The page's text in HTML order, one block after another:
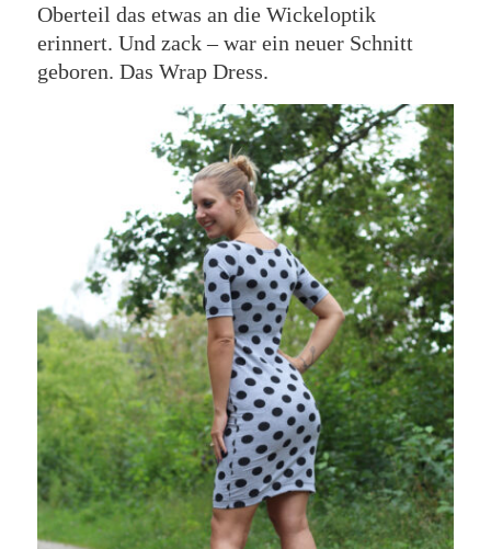
Oberteil das etwas an die Wickeloptik
erinnert. Und zack – war ein neuer Schnitt
geboren. Das Wrap Dress.